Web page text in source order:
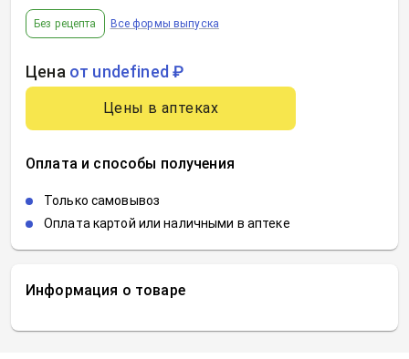
Информация о товаре
Без рецепта Все формы выпуска
Цена от undefined ₽
Цены в аптеках
Оплата и способы получения
Только самовывоз
Оплата картой или наличными в аптеке